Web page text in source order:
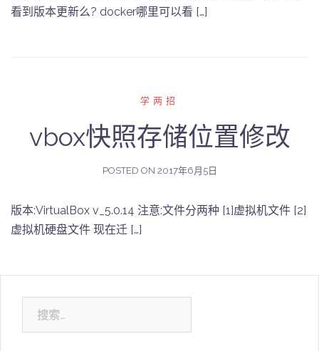
看到版本更新么? docker哪里可以看 […]
学两招
vbox快照存储位置修改
POSTED ON 2017年6月5日
版本:VirtualBox v_5.0.14 注意:文件分两种 [1]虚拟机文件 [2]
虚拟机硬盘文件 现在迁 […]
索：